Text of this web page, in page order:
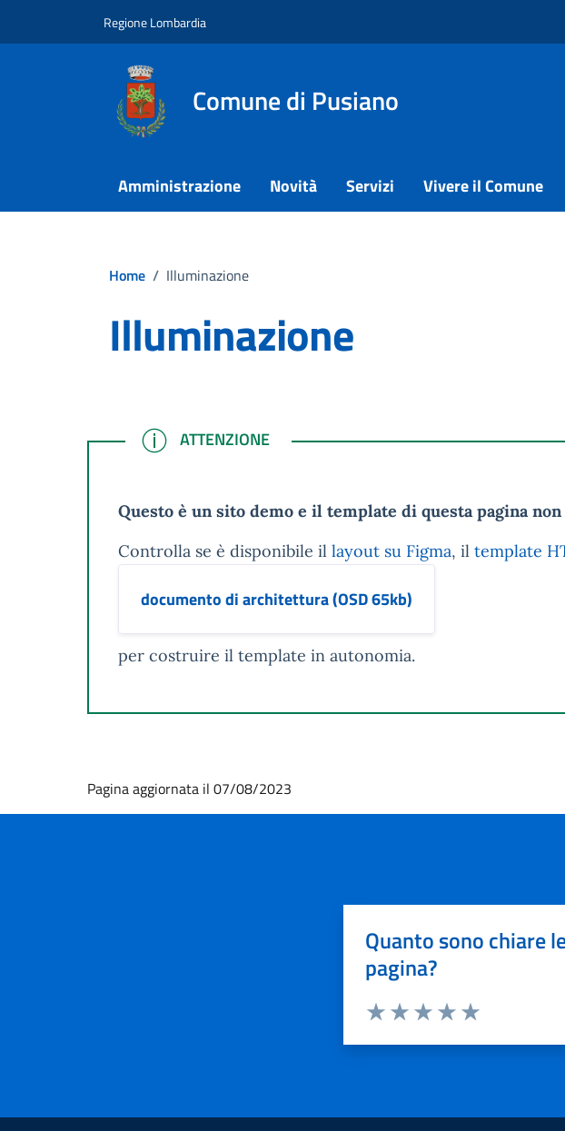
Regione Lombardia
Comune di Pusiano
Amministrazione Novità Servizi Vivere il Comune
Home / Illuminazione
Illuminazione
ATTENZIONE
ATTENZIONE
Questo è un sito demo e il template di questa pagina
Controlla se è disponibile il layout su Figma, il template
documento di architettura (OSD 65kb)
per costruire il template in autonomia.
Pagina aggiornata il 07/08/2023
Quanto sono chiare
pagina?